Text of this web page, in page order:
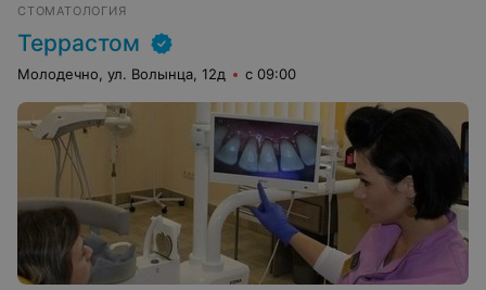
СТОМАТОЛОГИЯ
Террастом
Молодечно, ул. Волынца, 12д с 09:00